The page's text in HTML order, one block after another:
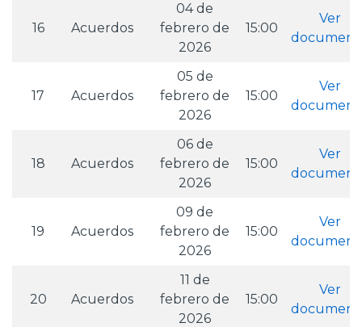
16 Acuerdos
04 de
febrero de
2026
15:00
Ver
17 Acuerdos
05 de
febrero de
2026
15:00
Ver
18 Acuerdos
06 de
febrero de
2026
15:00
Ver
19 Acuerdos
09 de
febrero de
2026
15:00
Ver
20 Acuerdos
11 de
febrero de
2026
15:00
Ver